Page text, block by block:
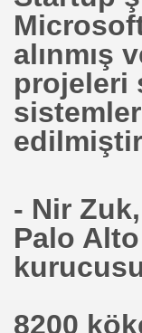
alınmış
projeleri
- Nir Zuk,
Palo
8200
İstiyor
İÇİN
geri